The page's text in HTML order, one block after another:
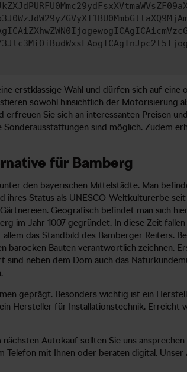
erstklassige Wahl und dürfen sich auf
sowohl hinsichtlich der Motorisierung
Sie sich an interessanten Preisen
sind möglich. Zudem
für Bamberg
den bayerischen Mittelstädte. Man
Status als UNESCO-Weltkulturerbe
Geografisch befindet man sich
im Jahr 1007 gegründet. In diese Zeit
das Standbild des Bamberger Reiters.
barocken Bauten verantwortlich zeichnen.
neben dem Dom auch das
geprägt. Besonders wichtig ist ein
Hersteller für Installationstechnik.
Autokauf sollten Sie uns
mit Ihnen oder beraten digital.